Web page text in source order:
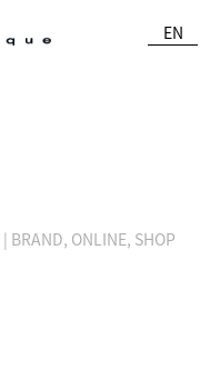
EN
| BRAND, ONLINE, SHOP